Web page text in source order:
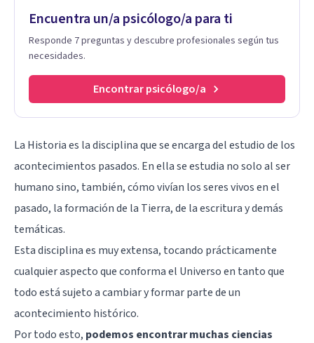
Encuentra un/a psicólogo/a para ti
Responde 7 preguntas y descubre profesionales según tus
necesidades.
Encontrar psicólogo/a
La Historia es la disciplina que se encarga del estudio de los
acontecimientos pasados. En ella se estudia no solo al ser
humano sino, también, cómo vivían los seres vivos en el
pasado, la formación de la Tierra, de la escritura y demás
temáticas.
Esta disciplina es muy extensa, tocando prácticamente
cualquier aspecto que conforma el Universo en tanto que
todo está sujeto a cambiar y formar parte de un
acontecimiento histórico.
Por todo esto, podemos encontrar muchas ciencias